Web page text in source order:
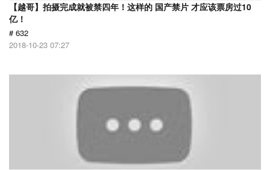
【越哥】拍摄完成就被禁四年！这样的 国产禁片 才应该票房过10
亿！
# 632
2018-10-23 07:27